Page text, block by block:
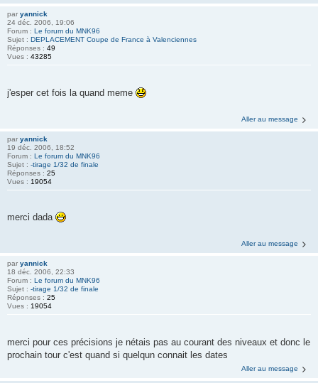
par yannick
24 déc. 2006, 19:06
Forum : Le forum du MNK96
Sujet : DEPLACEMENT Coupe de France à Valenciennes
Réponses : 49
Vues : 43285
j'esper cet fois la quand meme
Aller au message
par yannick
19 déc. 2006, 18:52
Forum : Le forum du MNK96
Sujet : -tirage 1/32 de finale
Réponses : 25
Vues : 19054
merci dada
Aller au message
par yannick
18 déc. 2006, 22:33
Forum : Le forum du MNK96
Sujet : -tirage 1/32 de finale
Réponses : 25
Vues : 19054
merci pour ces précisions je nétais pas au courant des niveaux et donc le
prochain tour c'est quand si quelqun connait les dates
Aller au message